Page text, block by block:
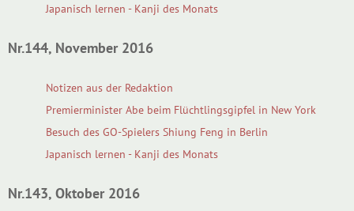
Japanisch lernen - Kanji des Monats
Nr.144, November 2016
Notizen aus der Redaktion
Premierminister Abe beim Flüchtlingsgipfel in New York
Besuch des GO-Spielers Shiung Feng in Berlin
Japanisch lernen - Kanji des Monats
Nr.143, Oktober 2016